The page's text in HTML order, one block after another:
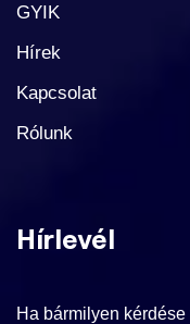
GYIK
Hírek
Kapcsolat
Rólunk
Hírlevél
Ha bármilyen